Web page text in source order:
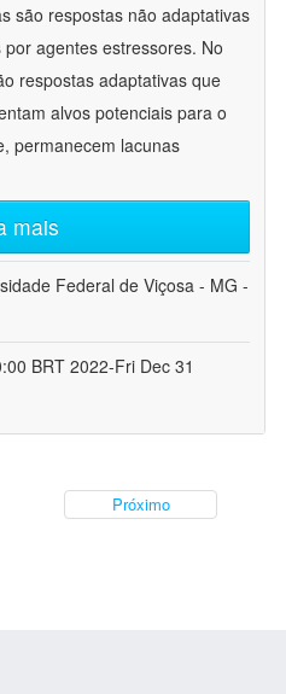
são respostas não adaptativas
agentes estressores. No
respostas adaptativas que
alvos potenciais para o
permanecem lacunas
mais
Federal de Viçosa - MG -
BRT 2022-Fri Dec 31
Próximo